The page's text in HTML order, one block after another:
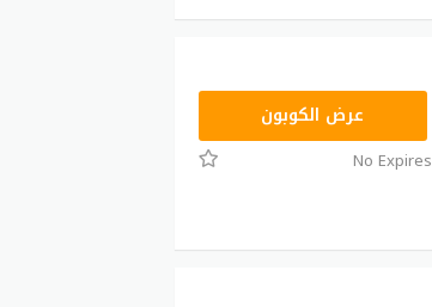
NEW30عرض الكوبون
No Expires